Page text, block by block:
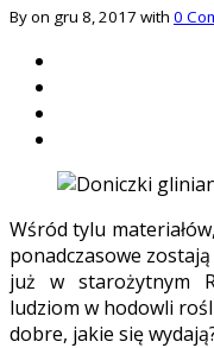
By on gru 8, 2017 with 0
Wśród tylu
ponadczasowe
już w starożytnym
ludziom w hodowli
dobre, jakie się